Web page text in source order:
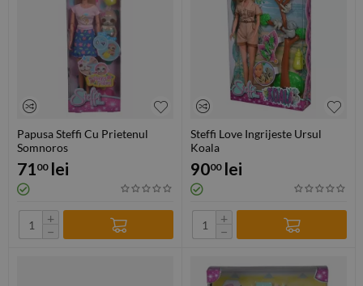
Papusa Steffi Cu Prietenul
Somnoros
7100 lei
+
−
Steffi Love Ingrijeste Ursul
Koala
9000 lei
+
−